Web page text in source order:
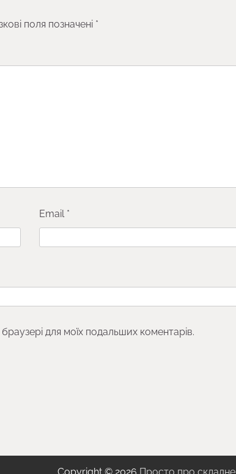
поля позначені *
Email *
для моїх подальших коментарів.